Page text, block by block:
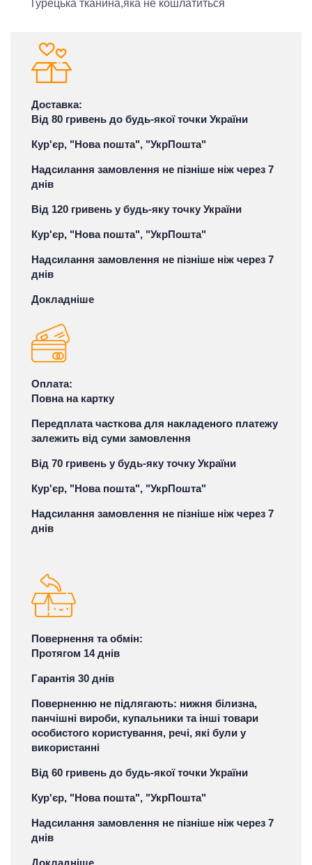
Турецька тканина,яка не кошлатиться
Доставка:
Від 80 гривень до будь-якої точки України
Кур'єр, "Нова пошта", "УкрПошта"
Надсилання замовлення не пізніше ніж через 7
днів
Від 120 гривень у будь-яку точку України
Кур'єр, "Нова пошта", "УкрПошта"
Надсилання замовлення не пізніше ніж через 7
днів
Докладніше
Оплата:
Повна на картку
Передплата часткова для накладеного платежу
залежить від суми замовлення
Від 70 гривень у будь-яку точку України
Кур'єр, "Нова пошта", "УкрПошта"
Надсилання замовлення не пізніше ніж через 7
днів
Повернення та обмін:
Протягом 14 днів
Гарантія 30 днів
Поверненню не підлягають: нижня білизна,
панчішні вироби, купальники та інші товари
особистого користування, речі, які були у
використанні
Від 60 гривень до будь-якої точки України
Кур'єр, "Нова пошта", "УкрПошта"
Надсилання замовлення не пізніше ніж через 7
днів
Докладніше